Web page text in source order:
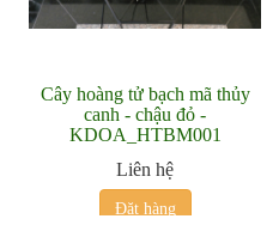
Cây hoàng tử bạch mã thủy
canh - chậu đỏ -
KDOA_HTBM001
Liên hệ
Đặt hàng